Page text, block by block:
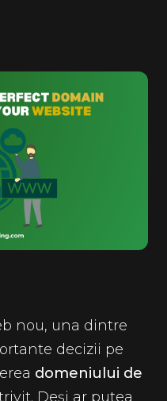
nou, una dintre
decizii pe
domeniului de
Deși ar putea